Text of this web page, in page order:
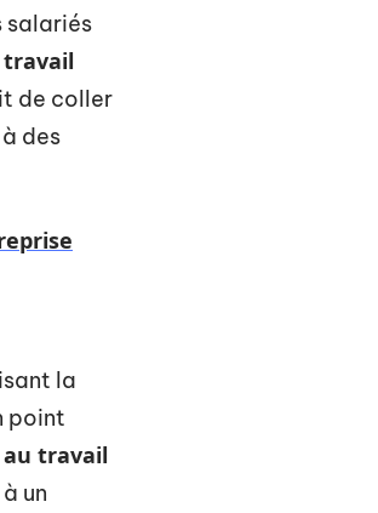
salariés
de coller
des
la
point
travail
un